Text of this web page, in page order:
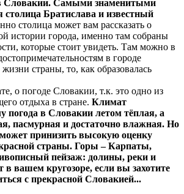
Словакии. Самыми знаменитыми
столица Братислава и известный
столица может вам рассказать о
истории города, именно там собраны
которые стоит увидеть. Там можно в
в городе
страны, то, как образовалась
о погоде Словакии, т.к. это одно из
отдыха в стране. Климат
погода в Словакии летом тёплая, а
пасмурная и достаточно влажная. Но
принизить высокую оценку
страны. Горы – Карпаты,
пейзаж: долины, реки и
в вашем кругозоре, если вы захотите
с прекрасной Словакией...